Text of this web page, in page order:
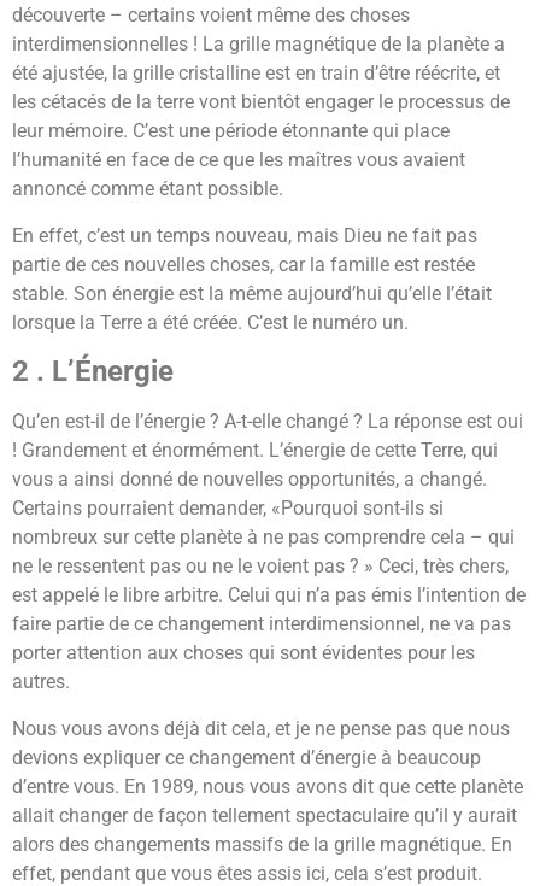
découverte – certains voient même des choses
interdimensionnelles ! La grille magnétique de la planète a
été ajustée, la grille cristalline est en train d’être réécrite, et
les cétacés de la terre vont bientôt engager le processus de
leur mémoire. C’est une période étonnante qui place
l’humanité en face de ce que les maîtres vous avaient
annoncé comme étant possible.
En effet, c’est un temps nouveau, mais Dieu ne fait pas
partie de ces nouvelles choses, car la famille est restée
stable. Son énergie est la même aujourd’hui qu’elle l’était
lorsque la Terre a été créée. C’est le numéro un.
2 . L’Énergie
Qu’en est-il de l’énergie ? A-t-elle changé ? La réponse est oui
! Grandement et énormément. L’énergie de cette Terre, qui
vous a ainsi donné de nouvelles opportunités, a changé.
Certains pourraient demander, «Pourquoi sont-ils si
nombreux sur cette planète à ne pas comprendre cela – qui
ne le ressentent pas ou ne le voient pas ? » Ceci, très chers,
est appelé le libre arbitre. Celui qui n’a pas émis l’intention de
faire partie de ce changement interdimensionnel, ne va pas
porter attention aux choses qui sont évidentes pour les
autres.
Nous vous avons déjà dit cela, et je ne pense pas que nous
devions expliquer ce changement d’énergie à beaucoup
d’entre vous. En 1989, nous vous avons dit que cette planète
allait changer de façon tellement spectaculaire qu’il y aurait
alors des changements massifs de la grille magnétique. En
effet, pendant que vous êtes assis ici, cela s’est produit.